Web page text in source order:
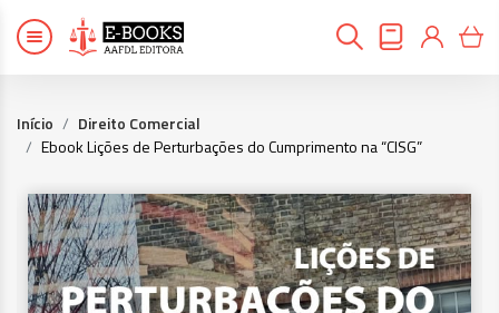
Início
Direito Comercial
Ebook Lições de Perturbações do Cumprimento na “CISG”